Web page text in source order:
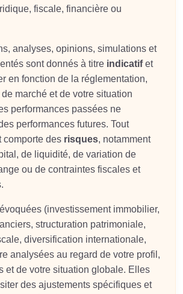
fiscale, financière ou
analyses, opinions, simulations et
sont donnés à titre indicatifet
en fonction de la réglementation,
marché et de votre situation
performances passées ne
performances futures. Tout
comporte des risques, notamment
de liquidité, de variation de
ou de contraintes fiscales et
(investissement immobilier,
structuration patrimoniale,
diversification internationale,
analysées au regard de votre profil,
et de votre situation globale. Elles
des ajustements spécifiques et